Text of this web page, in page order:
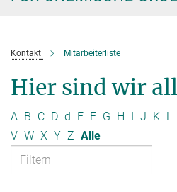
Kontakt Mitarbeiterliste
Hier sind wir
A B C D d E F G H I J K L
V W X Y Z Alle